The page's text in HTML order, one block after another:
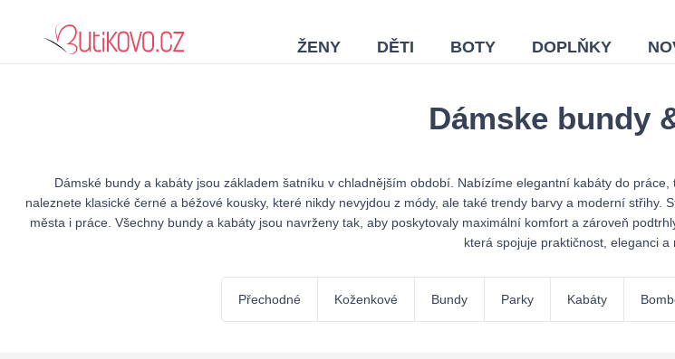
ŽENY DĚTI BOTY DOPLŇKY
Dámske bundy
Dámské bundy a kabáty jsou základem šatníku v chladnějším období. Nabízíme elegantní kabáty do
naleznete klasické černé a béžové kousky, které nikdy nevyjdou z módy, ale také trendy barvy a moderní
města i práce. Všechny bundy a kabáty jsou navrženy tak, aby poskytovaly maximální komfort a zároveň
která spojuje praktičnost, eleganci a
Přechodné Koženkové Bundy Parky Kabáty